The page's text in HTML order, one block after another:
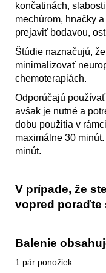
končatinách,
mechúrom, hnačky
prejaviť bodavou,
Štúdie naznačujú,
minimalizovať
chemoterapiách.
Odporúčajú
avšak je nutné a
dobu použitia v
maximálne 30
minút.
V prípade, že
vopred poraďte
Balenie
1 pár ponožiek